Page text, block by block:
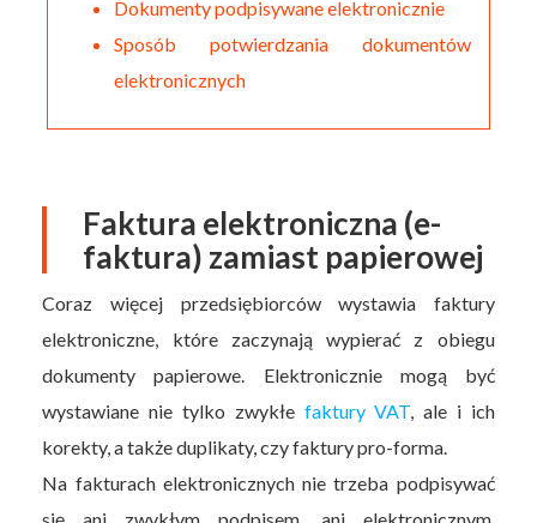
Dokumenty podpisywane elektronicznie
Sposób potwierdzania dokumentów
elektronicznych
Faktura elektroniczna (e-
faktura) zamiast papierowej
Coraz więcej przedsiębiorców wystawia faktury
elektroniczne, które zaczynają wypierać z obiegu
dokumenty papierowe. Elektronicznie mogą być
wystawiane nie tylko zwykłe faktury VAT , ale i ich
korekty, a także duplikaty, czy faktury pro-forma.
Na fakturach elektronicznych nie trzeba podpisywać